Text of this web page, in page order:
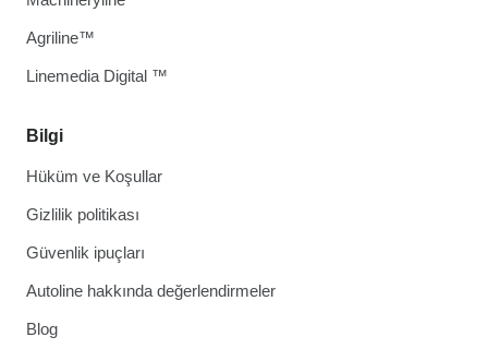
Bilgi
Hüküm ve Koşullar
Gizlilik politikası
Güvenlik ipuçları
Autoline hakkında değerlendirmeler
Blog
Agriline™
Linemedia Digital ™